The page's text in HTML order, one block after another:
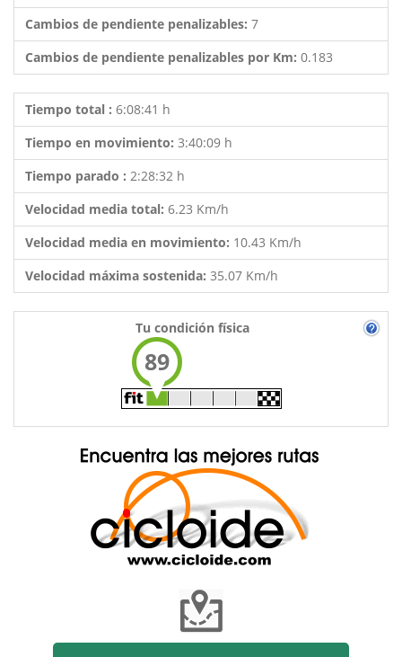
Cambios de pendiente penalizables: 7
Cambios de pendiente penalizables por Km: 0.183
Tiempo total : 6:08:41 h
Tiempo en movimiento: 3:40:09 h
Tiempo parado : 2:28:32 h
Velocidad media total: 6.23 Km/h
Velocidad media en movimiento: 10.43 Km/h
Velocidad máxima sostenida: 35.07 Km/h
Tu condición física
89